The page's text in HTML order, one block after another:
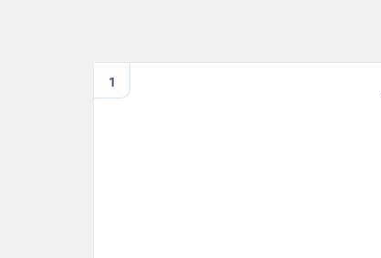
1